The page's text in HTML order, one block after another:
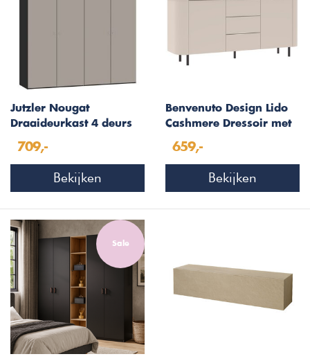
Jutzler Nougat
Draaideurkast 4 deurs
709,-
Bekijken
Benvenuto Design Lido
Cashmere Dressoir met
659,-
Bekijken
Sale